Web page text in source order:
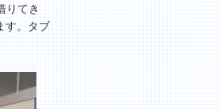
りてき
す。タブ